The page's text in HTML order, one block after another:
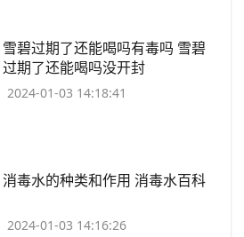
​雪碧过期了还能喝吗有毒吗 雪碧
过期了还能喝吗没开封
2024-01-03 14:18:41
​消毒水的种类和作用 消毒水百科
2024-01-03 14:16:26